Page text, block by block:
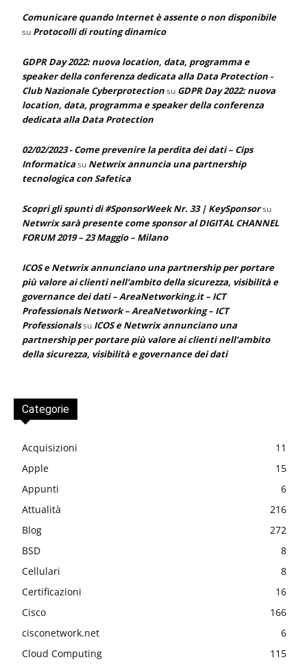
Comunicare quando Internet è assente o non disponibile
su Protocolli di routing dinamico
GDPR Day 2022: nuova location, data, programma e
speaker della conferenza dedicata alla Data Protection -
Club Nazionale Cyberprotectionsu GDPR Day 2022: nuova
location, data, programma e speaker della conferenza
dedicata alla Data Protection
02/02/2023 - Come prevenire la perdita dei dati – Cips
Informaticasu Netwrix annuncia una partnership
tecnologica con Safetica
Scopri gli spunti di #SponsorWeek Nr. 33 | KeySponsorsu
Netwrix sarà presente come sponsor al DIGITAL CHANNEL
FORUM 2019 – 23 Maggio – Milano
ICOS e Netwrix annunciano una partnership per portare
più valore ai clienti nell’ambito della sicurezza, visibilità e
governance dei dati – AreaNetworking.it – ICT
Professionals Network – AreaNetworking – ICT
Professionalssu ICOS e Netwrix annunciano una
partnership per portare più valore ai clienti nell’ambito
della sicurezza, visibilità e governance dei dati
Categorie
Acquisizioni
11
Apple
15
Appunti
6
Attualità
216
Blog
272
BSD
8
Cellulari
8
Certificazioni
16
Cisco
166
cisconetwork.net
6
Cloud Computing
115